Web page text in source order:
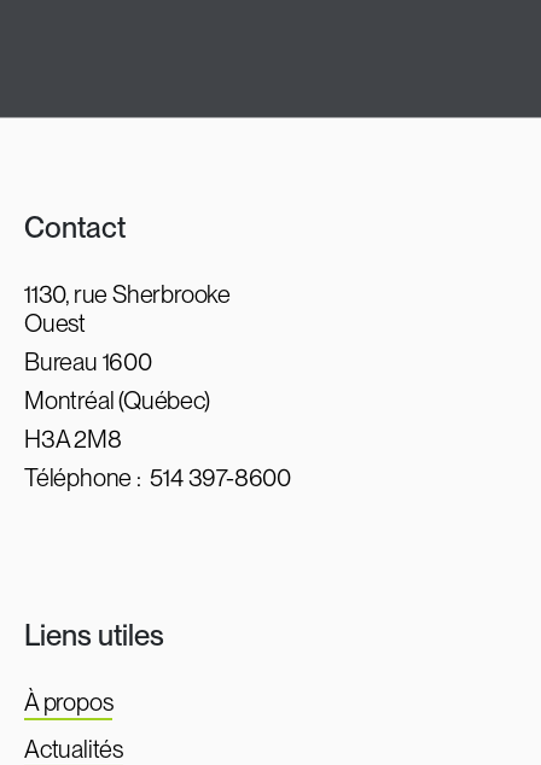
Contact
1130, rue Sherbrooke
Ouest
Bureau 1600
Montréal (Québec)
H3A 2M8
Téléphone :514 397-8600
Liens utiles
À propos
Actualités